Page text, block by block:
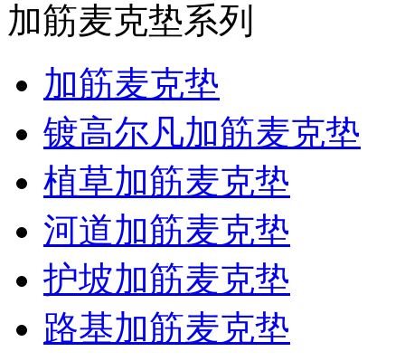
加筋麦克垫系列
加筋麦克垫
镀高尔凡加筋麦克垫
植草加筋麦克垫
河道加筋麦克垫
护坡加筋麦克垫
路基加筋麦克垫